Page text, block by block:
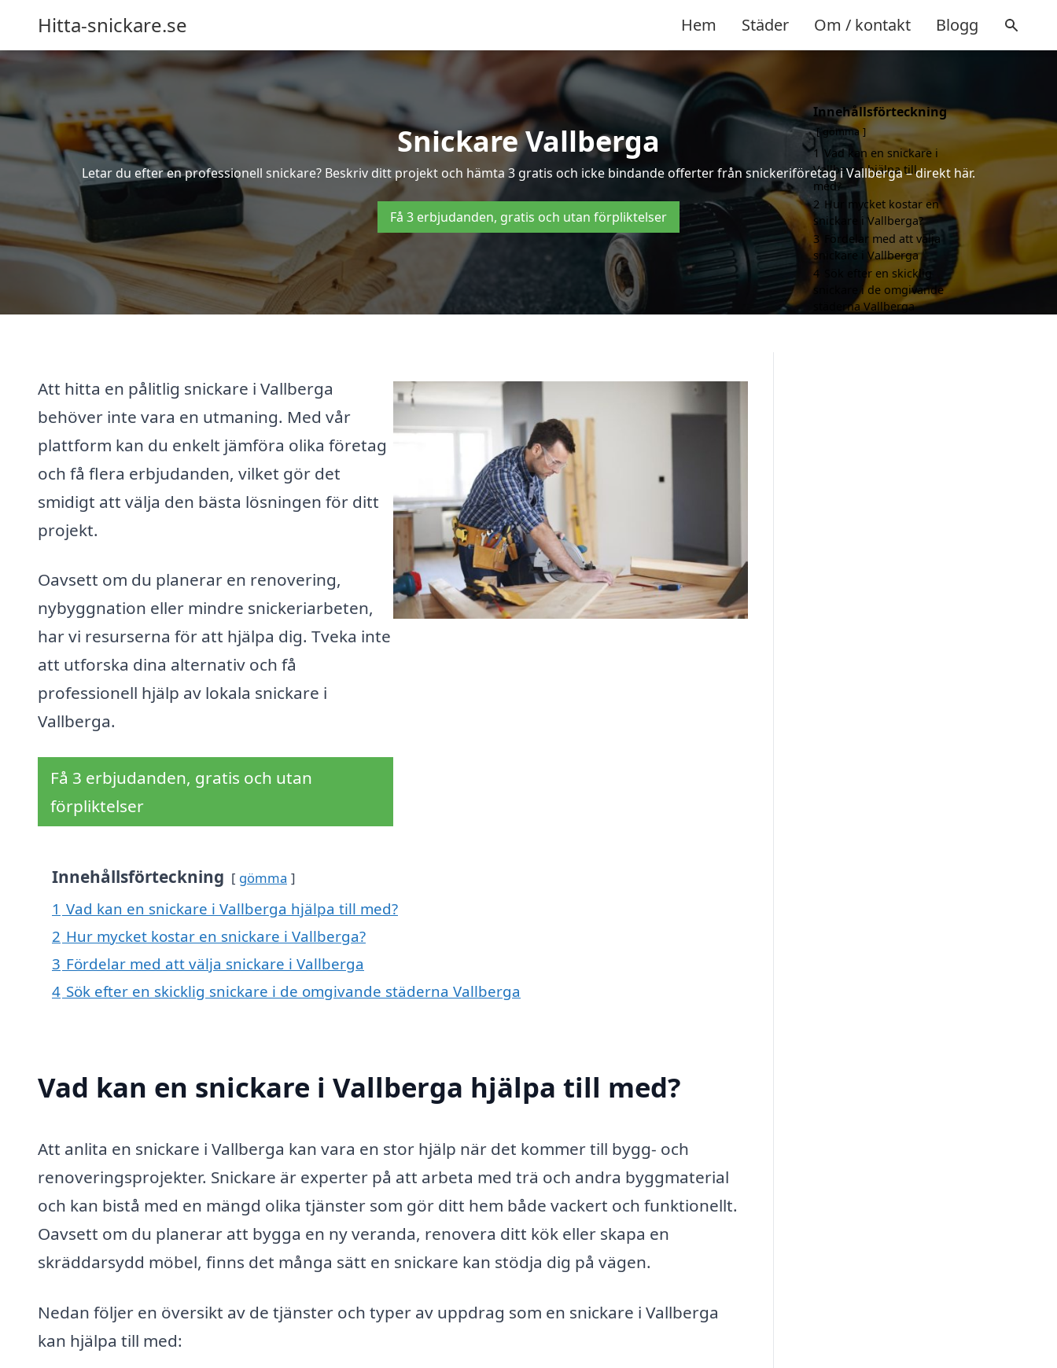
Hitta-snickare.se Hem Städer Om / kontakt Blogg
Snickare Vallberga
Letar du efter en professionell snickare? Beskriv ditt projekt och hämta 3 gratis och icke bindande offerter från snickeriföretag i Vallberga – direkt här.
Få 3 erbjudanden, gratis och utan förpliktelser
Att hitta en pålitlig snickare i Vallberga
behöver inte vara en utmaning. Med vår
plattform kan du enkelt jämföra olika företag
och få flera erbjudanden, vilket gör det
smidigt att välja den bästa lösningen för ditt
projekt.
Oavsett om du planerar en renovering,
nybyggnation eller mindre snickeriarbeten,
har vi resurserna för att hjälpa dig. Tveka inte
att utforska dina alternativ och få
professionell hjälp av lokala snickare i
Vallberga.
Få 3 erbjudanden, gratis och utan
förpliktelser
Innehållsförteckning gömma
1 Vad kan en snickare i Vallberga hjälpa till med?
2 Hur mycket kostar en snickare i Vallberga?
3 Fördelar med att välja snickare i Vallberga
4 Sök efter en skicklig snickare i de omgivande städerna Vallberga
Vad kan en snickare i Vallberga hjälpa till med?
Att anlita en snickare i Vallberga kan vara en stor hjälp när det kommer till bygg- och
renoveringsprojekter. Snickare är experter på att arbeta med trä och andra byggmaterial
och kan bistå med en mängd olika tjänster som gör ditt hem både vackert och funktionellt.
Oavsett om du planerar att bygga en ny veranda, renovera ditt kök eller skapa en
skräddarsydd möbel, finns det många sätt en snickare kan stödja dig på vägen.
Nedan följer en översikt av de tjänster och typer av uppdrag som en snickare i Vallberga
kan hjälpa till med:
Innehållsförteckning
gömma
1 Vad kan en snickare i
Vallberga hjälpa till
med?
2 Hur mycket kostar en
snickare i Vallberga?
3
Fördelar med att välja
snickare i Vallberga
4
Sök efter en skicklig
snickare i de omgivande
städerna Vallberga